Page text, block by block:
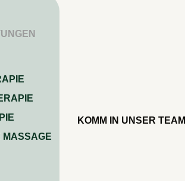
MASSAGE
KOMM IN UNSER TEAM